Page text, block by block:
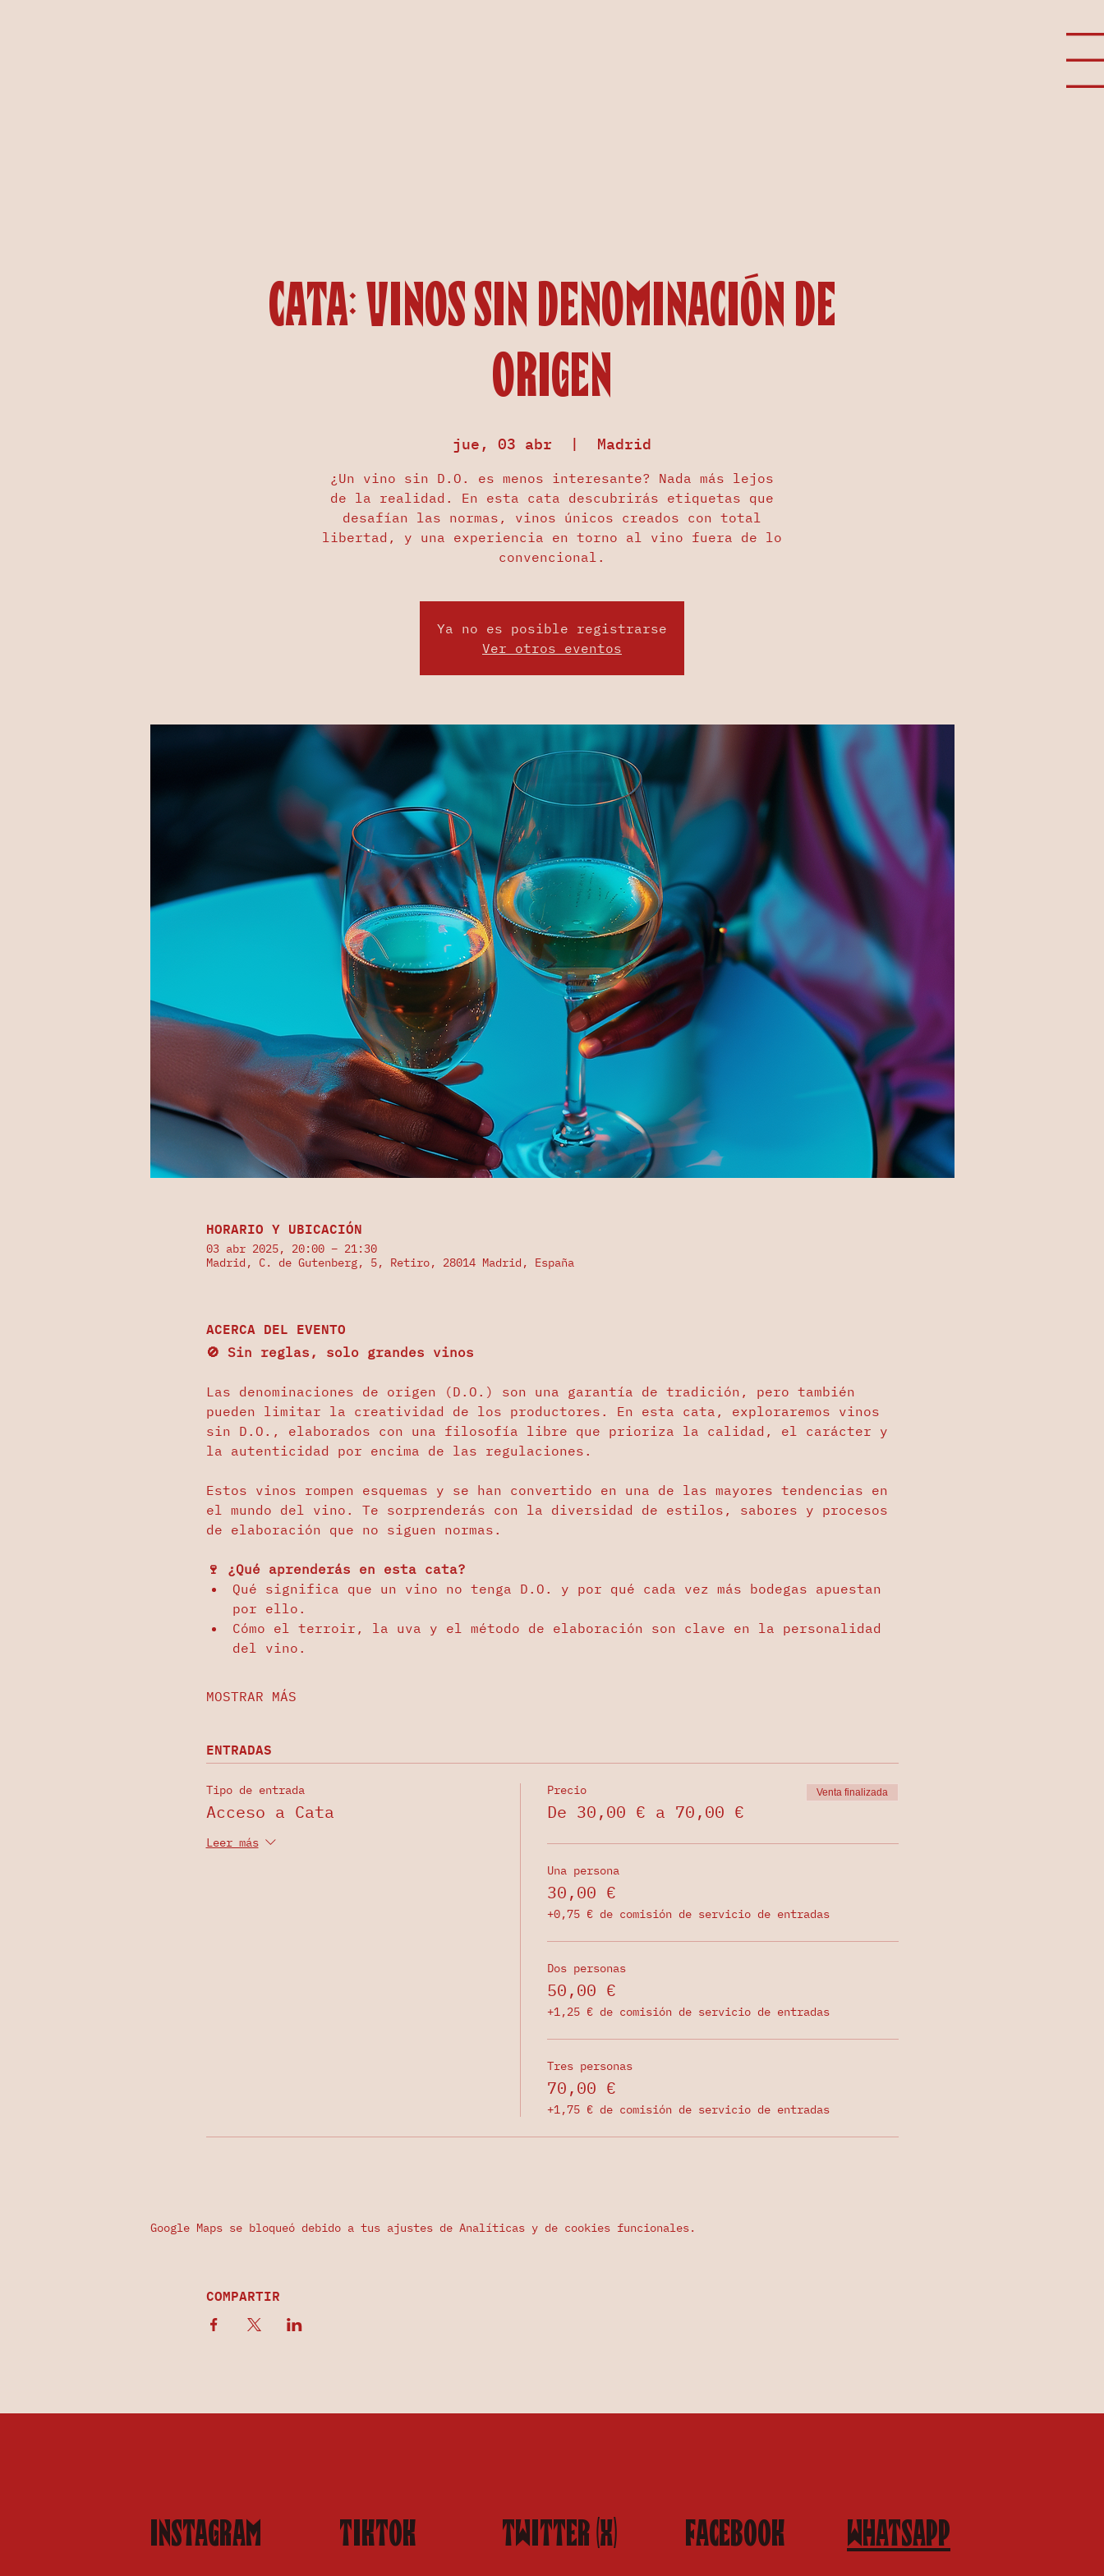
Cata: Vinos sin Denominación de
Origen
jue, 03 abr
  |
Madrid
¿Un vino sin D.O. es menos interesante? Nada más lejos
de la realidad. En esta cata descubrirás etiquetas que
desafían las normas, vinos únicos creados con total
libertad, y una experiencia en torno al vino fuera de lo
convencional.
Ya no es posible registrarse
Ver otros eventos
HORARIO Y UBICACIÓN
03 abr 2025, 20:00 – 21:30
Madrid, C. de Gutenberg, 5, Retiro, 28014 Madrid, España
ACERCA DEL EVENTO
🚫 Sin reglas, solo grandes vinos
Las denominaciones de origen (D.O.) son una garantía de tradición, pero también
pueden limitar la creatividad de los productores. En esta cata, exploraremos vinos
sin D.O., elaborados con una filosofía libre que prioriza la calidad, el carácter y
la autenticidad por encima de las regulaciones.
Estos vinos rompen esquemas y se han convertido en una de las mayores tendencias en
el mundo del vino. Te sorprenderás con la diversidad de estilos, sabores y procesos
de elaboración que no siguen normas.
🍷 ¿Qué aprenderás en esta cata?
Qué significa que un vino no tenga D.O. y por qué cada vez más bodegas apuestan
por ello.
Cómo el terroir, la uva y el método de elaboración son clave en la personalidad
del vino.
MOSTRAR MÁS
ENTRADAS
Tipo de entrada
Acceso a Cata
Leer más
Precio
De 30,00 € a 70,00 €
Venta finalizada
Una persona
30,00 €
+0,75 € de comisión de servicio de entradas
Dos personas
50,00 €
+1,25 € de comisión de servicio de entradas
Tres personas
70,00 €
+1,75 € de comisión de servicio de entradas
Google Maps se bloqueó debido a tus ajustes de Analíticas y de cookies funcionales.
COMPARTIR
INSTAGRAM TIKTOK TWITTER (X) FACEBOOK WHATSAPP